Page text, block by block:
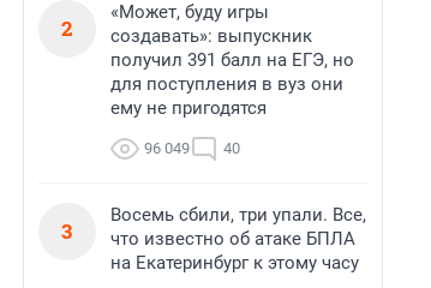
2
«Может, буду игры
создавать»: выпускник
получил 391 балл на ЕГЭ, но
для поступления в вуз они
ему не пригодятся
96 049 40
3
Восемь сбили, три упали. Все,
что известно об атаке БПЛА
на Екатеринбург к этому часу